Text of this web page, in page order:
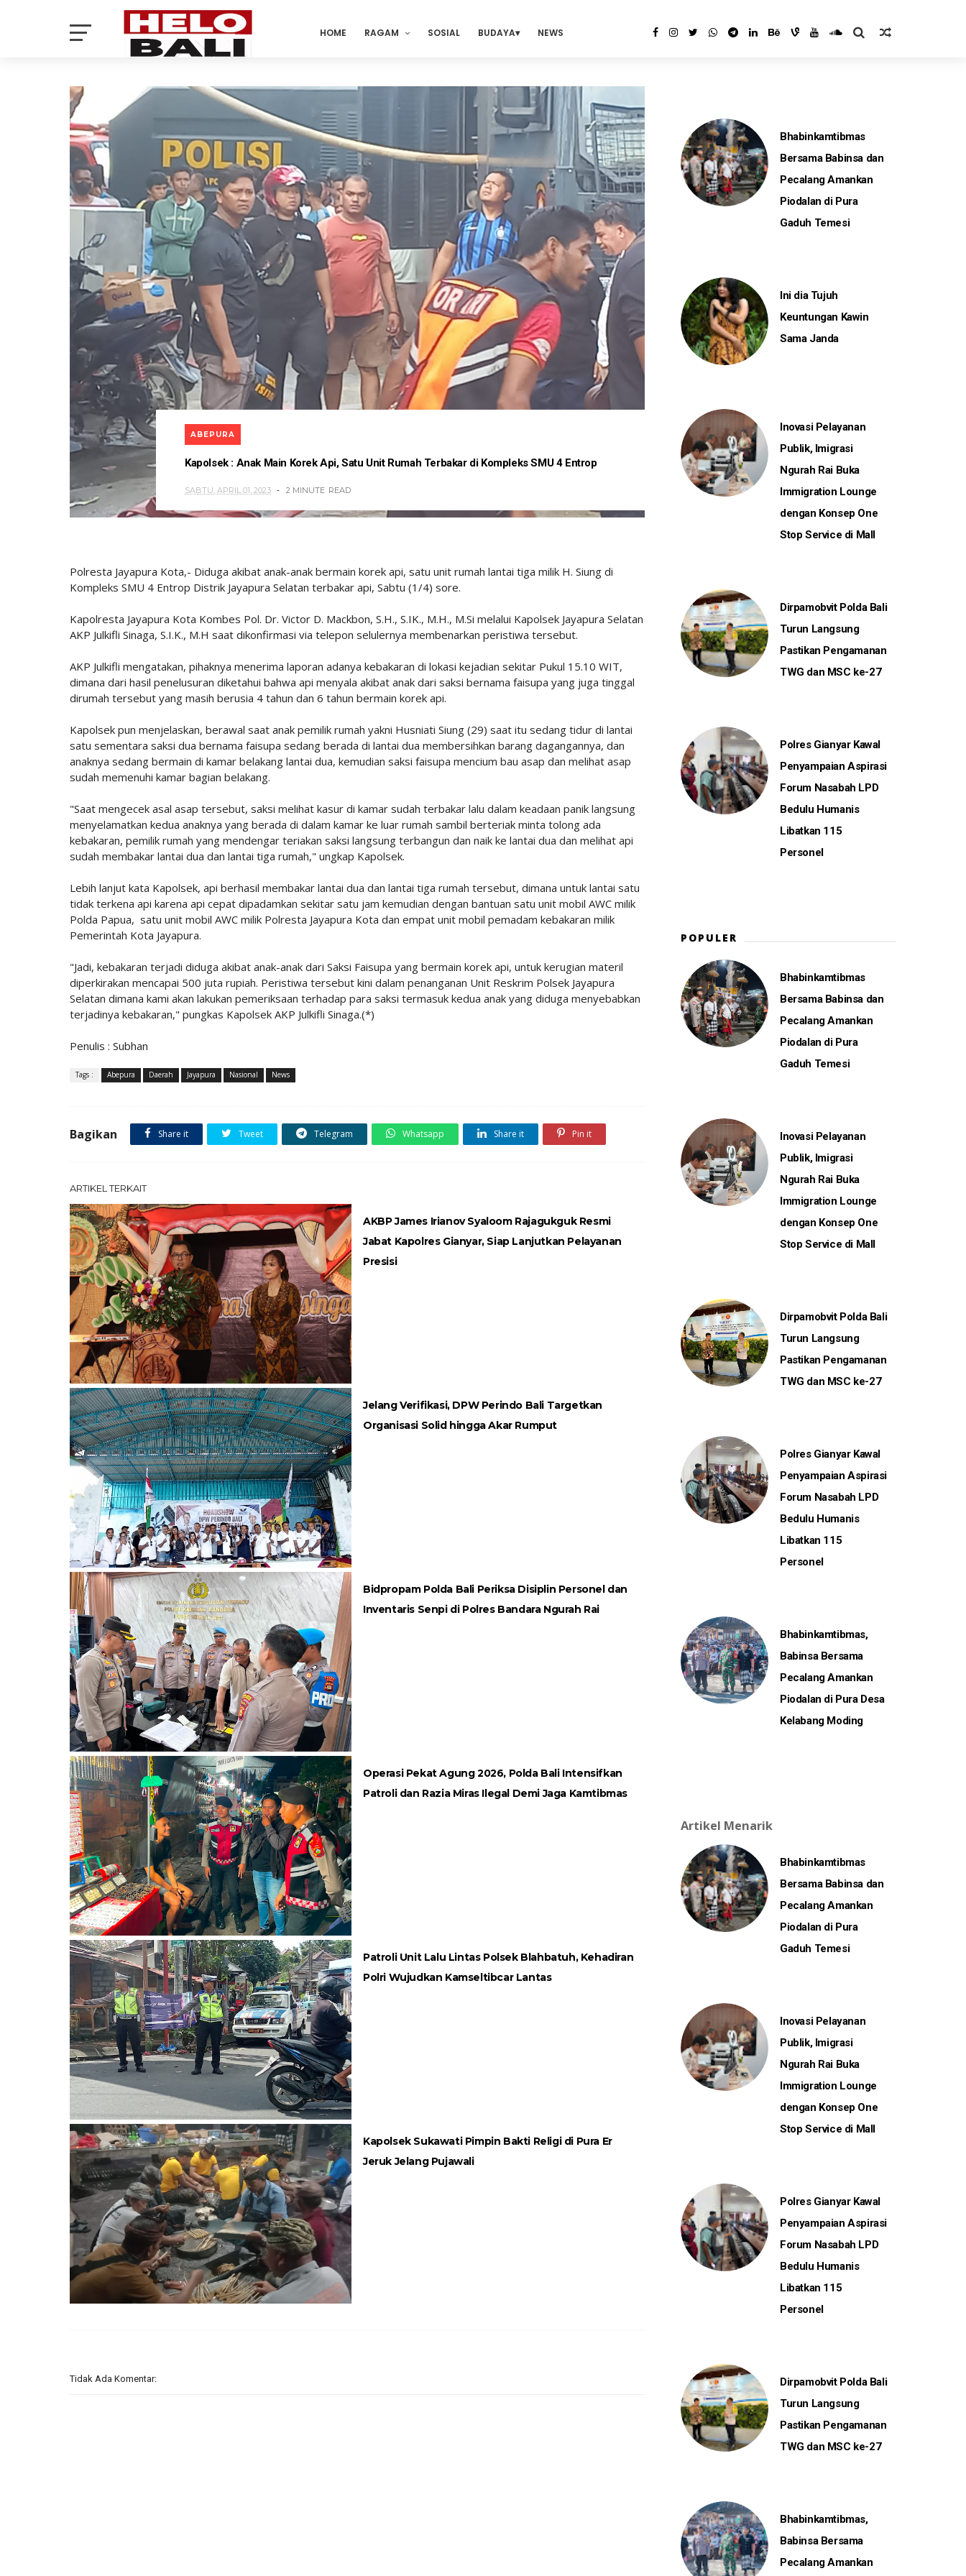
HOME RAGAM SOSIAL BUDAYA NEWS
ABEPURA
Kapolsek : Anak Main Korek Api, Satu Unit Rumah Terbakar di Kompleks SMU 4 Entrop
SABTU, APRIL 01, 2023 2 MINUTE READ
Polresta Jayapura Kota,- Diduga akibat anak-anak bermain korek api, satu unit rumah lantai tiga milik H. Siung di
Kompleks SMU 4 Entrop Distrik Jayapura Selatan terbakar api, Sabtu (1/4) sore.
Kapolresta Jayapura Kota Kombes Pol. Dr. Victor D. Mackbon, S.H., S.IK., M.H., M.Si melalui Kapolsek Jayapura Selatan
AKP Julkifli Sinaga, S.I.K., M.H saat dikonfirmasi via telepon selulernya membenarkan peristiwa tersebut.
AKP Julkifli mengatakan, pihaknya menerima laporan adanya kebakaran di lokasi kejadian sekitar Pukul 15.10 WIT,
dimana dari hasil penelusuran diketahui bahwa api menyala akibat anak dari saksi bernama faisupa yang juga tinggal
dirumah tersebut yang masih berusia 4 tahun dan 6 tahun bermain korek api.
Kapolsek pun menjelaskan, berawal saat anak pemilik rumah yakni Husniati Siung (29) saat itu sedang tidur di lantai
satu sementara saksi dua bernama faisupa sedang berada di lantai dua membersihkan barang dagangannya, dan
anaknya sedang bermain di kamar belakang lantai dua, kemudian saksi faisupa mencium bau asap dan melihat asap
sudah memenuhi kamar bagian belakang.
"Saat mengecek asal asap tersebut, saksi melihat kasur di kamar sudah terbakar lalu dalam keadaan panik langsung
menyelamatkan kedua anaknya yang berada di dalam kamar ke luar rumah sambil berteriak minta tolong ada
kebakaran, pemilik rumah yang mendengar teriakan saksi langsung terbangun dan naik ke lantai dua dan melihat api
sudah membakar lantai dua dan lantai tiga rumah," ungkap Kapolsek.
Lebih lanjut kata Kapolsek, api berhasil membakar lantai dua dan lantai tiga rumah tersebut, dimana untuk lantai satu
tidak terkena api karena api cepat dipadamkan sekitar satu jam kemudian dengan bantuan satu unit mobil AWC milik
Polda Papua, satu unit mobil AWC milik Polresta Jayapura Kota dan empat unit mobil pemadam kebakaran milik
Pemerintah Kota Jayapura.
"Jadi, kebakaran terjadi diduga akibat anak-anak dari Saksi Faisupa yang bermain korek api, untuk kerugian materil
diperkirakan mencapai 500 juta rupiah. Peristiwa tersebut kini dalam penanganan Unit Reskrim Polsek Jayapura
Selatan dimana kami akan lakukan pemeriksaan terhadap para saksi termasuk kedua anak yang diduga menyebabkan
terjadinya kebakaran," pungkas Kapolsek AKP Julkifli Sinaga.(*)
Penulis : Subhan
Tags : Abepura Daerah Jayapura Nasional News
Bagikan Share it Tweet Telegram Whatsapp Share it Pin it
ARTIKEL TERKAIT
AKBP James Irianov Syaloom Rajagukguk Resmi
Jabat Kapolres Gianyar, Siap Lanjutkan Pelayanan
Presisi
Jelang Verifikasi, DPW Perindo Bali Targetkan
Organisasi Solid hingga Akar Rumput
Bidpropam Polda Bali Periksa Disiplin Personel dan
Inventaris Senpi di Polres Bandara Ngurah Rai
Operasi Pekat Agung 2026, Polda Bali Intensifkan
Patroli dan Razia Miras Ilegal Demi Jaga Kamtibmas
Patroli Unit Lalu Lintas Polsek Blahbatuh, Kehadiran
Polri Wujudkan Kamseltibcar Lantas
Kapolsek Sukawati Pimpin Bakti Religi di Pura Er
Jeruk Jelang Pujawali
Tidak Ada Komentar:
Bhabinkamtibmas
Bersama Babinsa dan
Pecalang Amankan
Piodalan di Pura
Gaduh Temesi
Ini dia Tujuh
Keuntungan Kawin
Sama Janda
Inovasi Pelayanan
Publik, Imigrasi
Ngurah Rai Buka
Immigration Lounge
dengan Konsep One
Stop Service di Mall
Dirpamobvit Polda Bali
Turun Langsung
Pastikan Pengamanan
TWG dan MSC ke-27
Polres Gianyar Kawal
Penyampaian Aspirasi
Forum Nasabah LPD
Bedulu Humanis
Libatkan 115
Personel
POPULER
Bhabinkamtibmas
Bersama Babinsa dan
Pecalang Amankan
Piodalan di Pura
Gaduh Temesi
Inovasi Pelayanan
Publik, Imigrasi
Ngurah Rai Buka
Immigration Lounge
dengan Konsep One
Stop Service di Mall
Dirpamobvit Polda Bali
Turun Langsung
Pastikan Pengamanan
TWG dan MSC ke-27
Polres Gianyar Kawal
Penyampaian Aspirasi
Forum Nasabah LPD
Bedulu Humanis
Libatkan 115
Personel
Bhabinkamtibmas,
Babinsa Bersama
Pecalang Amankan
Piodalan di Pura Desa
Kelabang Moding
Artikel Menarik
Bhabinkamtibmas
Bersama Babinsa dan
Pecalang Amankan
Piodalan di Pura
Gaduh Temesi
Inovasi Pelayanan
Publik, Imigrasi
Ngurah Rai Buka
Immigration Lounge
dengan Konsep One
Stop Service di Mall
Polres Gianyar Kawal
Penyampaian Aspirasi
Forum Nasabah LPD
Bedulu Humanis
Libatkan 115
Personel
Dirpamobvit Polda Bali
Turun Langsung
Pastikan Pengamanan
TWG dan MSC ke-27
Bhabinkamtibmas,
Babinsa Bersama
Pecalang Amankan